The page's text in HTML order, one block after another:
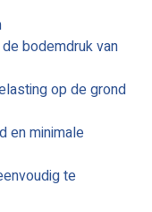
bodemdruk van
op de grond
en minimale
te